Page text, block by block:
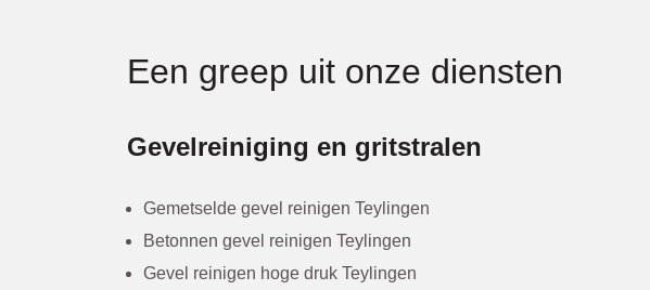
Een greep uit onze diensten
Gevelreiniging en gritstralen
Gemetselde gevel reinigen Teylingen
Betonnen gevel reinigen Teylingen
Gevel reinigen hoge druk Teylingen